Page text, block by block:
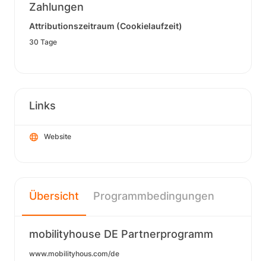
Zahlungen
Attributionszeitraum (Cookielaufzeit)
30 Tage
Links
Website
Übersicht Programmbedingungen
mobilityhouse DE Partnerprogramm
www.mobilityhous.com/de